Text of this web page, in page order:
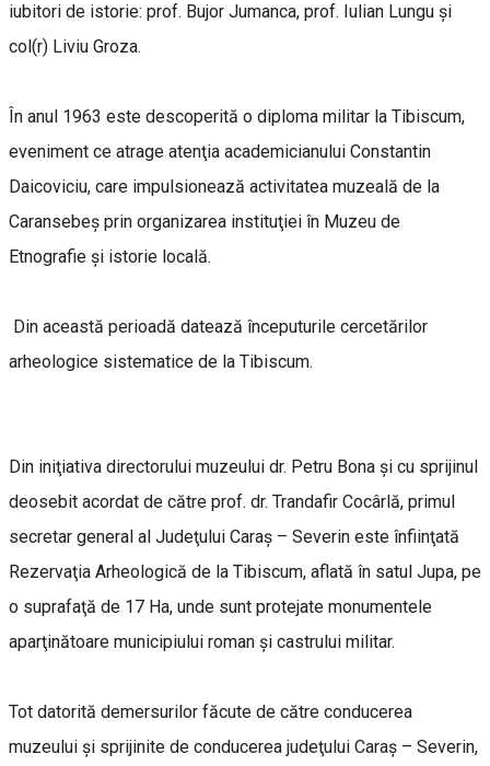
iubitori de istorie: prof. Bujor Jumanca, prof. Iulian Lungu şi
col(r) Liviu Groza.
În anul 1963 este descoperită o diploma militar la Tibiscum,
eveniment ce atrage atenţia academicianului Constantin
Daicoviciu, care impulsionează activitatea muzeală de la
Caransebeş prin organizarea instituţiei în Muzeu de
Etnografie şi istorie locală.
Din această perioadă datează începuturile cercetărilor
arheologice sistematice de la Tibiscum.
Din iniţiativa directorului muzeului dr. Petru Bona şi cu sprijinul
deosebit acordat de către prof. dr. Trandafir Cocârlă, primul
secretar general al Judeţului Caraş – Severin este înfiinţată
Rezervaţia Arheologică de la Tibiscum, aflată în satul Jupa, pe
o suprafaţă de 17 Ha, unde sunt protejate monumentele
aparţinătoare municipiului roman şi castrului militar.
Tot datorită demersurilor făcute de către conducerea
muzeului şi sprijinite de conducerea judeţului Caraş – Severin,